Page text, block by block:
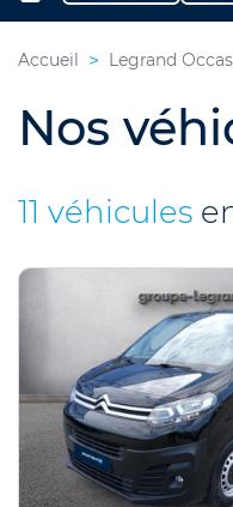
Accueil Legrand
Nos
11 véhicules